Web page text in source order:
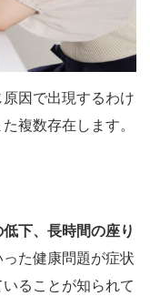
因で出現するわけ
複数存在します。
下、長時間の座り
った健康問題が症状
ることが知られて